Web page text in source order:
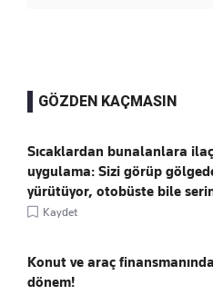
GÖZDEN KAÇMASIN
Sıcaklardan bunalanlara
uygulama: Sizi görüp
yürütüyor, otobüste bile
Kaydet
Konut ve araç
dönem!